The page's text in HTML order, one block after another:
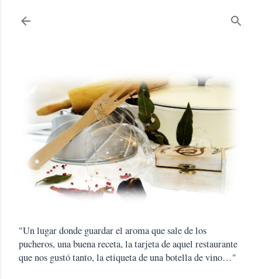
"Un lugar donde guardar el aroma que sale de los
pucheros, una buena receta, la tarjeta de aquel restaurante
que nos gustó tanto, la etiqueta de una botella de vino…"